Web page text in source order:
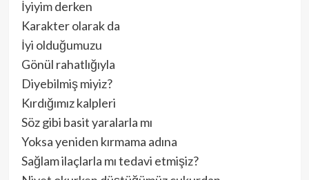
İyiyim derken
Karakter olarak da
İyi olduğumuzu
Gönül rahatlığıyla
Diyebilmiş miyiz?
Kırdığımız kalpleri
Söz gibi basit yaralarla mı
Yoksa yeniden kırmama adına
Sağlam ilaçlarla mı tedavi etmişiz?